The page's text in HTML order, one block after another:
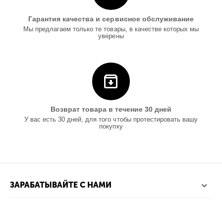
Гарантия качества и сервисное обслуживание
Мы предлагаем только те товары, в качестве которых мы
уверены
Возврат товара в течение 30 дней
У вас есть 30 дней, для того чтобы протестировать вашу
покупку
ЗАРАБАТЫВАЙТЕ С НАМИ